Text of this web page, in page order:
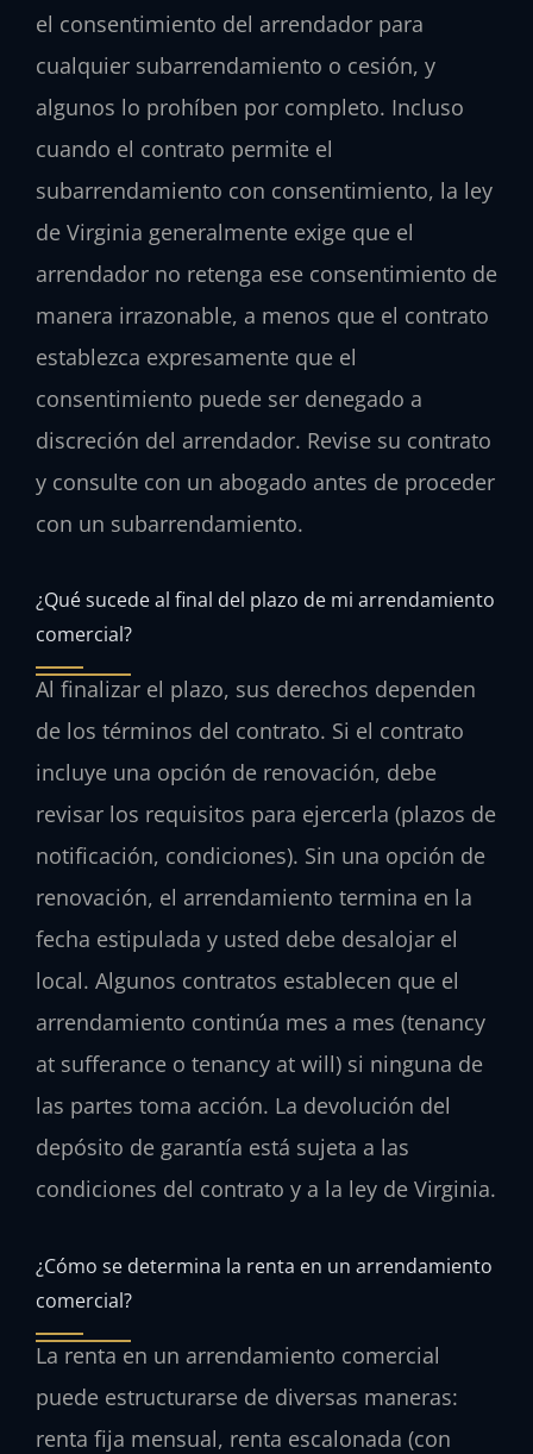
el consentimiento del arrendador para
cualquier subarrendamiento o cesión, y
algunos lo prohíben por completo. Incluso
cuando el contrato permite el
subarrendamiento con consentimiento, la ley
de Virginia generalmente exige que el
arrendador no retenga ese consentimiento de
manera irrazonable, a menos que el contrato
establezca expresamente que el
consentimiento puede ser denegado a
discreción del arrendador. Revise su contrato
y consulte con un abogado antes de proceder
con un subarrendamiento.
¿Qué sucede al final del plazo de mi arrendamiento
comercial?
Al finalizar el plazo, sus derechos dependen
de los términos del contrato. Si el contrato
incluye una opción de renovación, debe
revisar los requisitos para ejercerla (plazos de
notificación, condiciones). Sin una opción de
renovación, el arrendamiento termina en la
fecha estipulada y usted debe desalojar el
local. Algunos contratos establecen que el
arrendamiento continúa mes a mes (tenancy
at sufferance o tenancy at will) si ninguna de
las partes toma acción. La devolución del
depósito de garantía está sujeta a las
condiciones del contrato y a la ley de Virginia.
¿Cómo se determina la renta en un arrendamiento
comercial?
La renta en un arrendamiento comercial
puede estructurarse de diversas maneras:
renta fija mensual, renta escalonada (con